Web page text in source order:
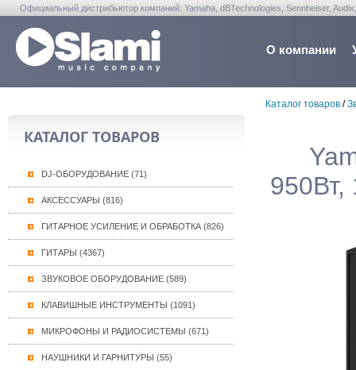
Официальный дистрибьютор компаний: Yamaha, dBTechnologies, Sennheiser,
О компании
КАТАЛОГ ТОВАРОВ
DJ-ОБОРУДОВАНИЕ (71)
АКСЕССУАРЫ (816)
ГИТАРНОЕ УСИЛЕНИЕ И ОБРАБОТКА (826)
ГИТАРЫ (4367)
ЗВУКОВОЕ ОБОРУДОВАНИЕ (589)
КЛАВИШНЫЕ ИНСТРУМЕНТЫ (1091)
МИКРОФОНЫ И РАДИОСИСТЕМЫ (671)
НАУШНИКИ И ГАРНИТУРЫ (55)
Каталог товаров/